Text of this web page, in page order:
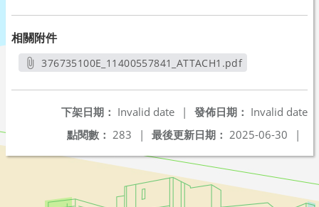
相關附件
376735100E_11400557841_ATTACH1.pdf
發佈日期： Invalid date
下架日期： Invalid date
|
最後更新日期： 2025-06-30 |
點閱數： 283 |